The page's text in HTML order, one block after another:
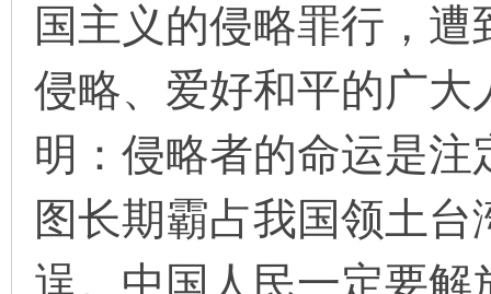
国主义的侵略罪行，
侵略、爱好和平的广
明：侵略者的命运是
图长期霸占我国领土
逞。中国人民一定要解